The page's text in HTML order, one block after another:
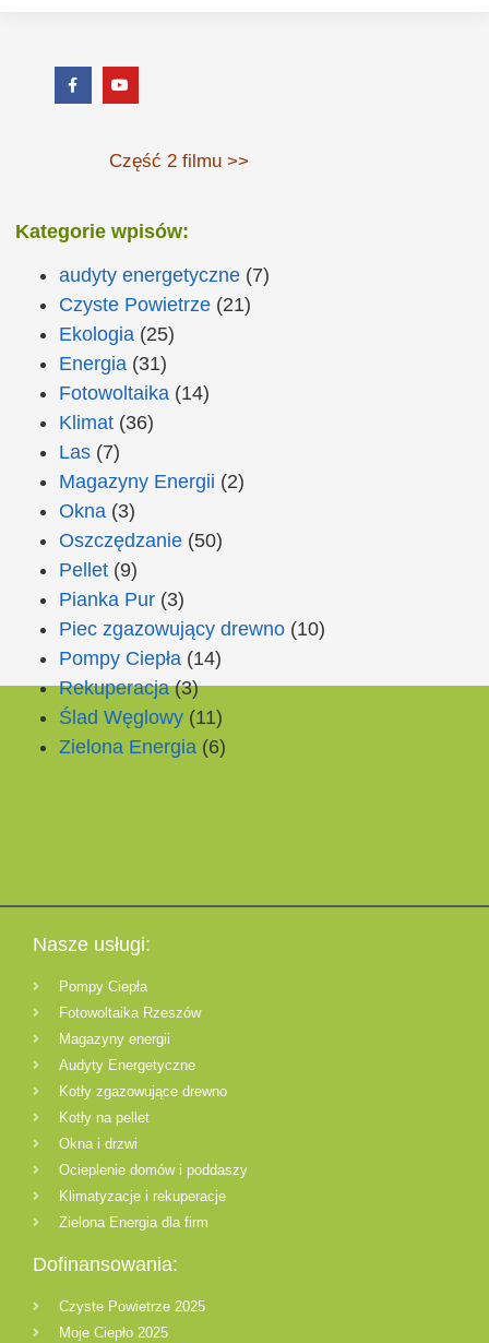
Część 2 filmu >>
Kategorie wpisów:
audyty energetyczne (7)
Czyste Powietrze (21)
Ekologia (25)
Energia (31)
Fotowoltaika (14)
Klimat (36)
Las (7)
Magazyny Energii (2)
Okna (3)
Oszczędzanie (50)
Pellet (9)
Pianka Pur (3)
Piec zgazowujący drewno (10)
Pompy Ciepła (14)
Rekuperacja(3)
Ślad Węglowy (11)
Zielona Energia (6)
Nasze usługi:
Pompy Ciepła
Fotowoltaika Rzeszów
Magazyny energii
Audyty Energetyczne
Kotły zgazowujące drewno
Kotły na pellet
Okna i drzwi
Ocieplenie domów i poddaszy
Klimatyzacje i rekuperacje
Zielona Energia dla firm
Dofinansowania:
Czyste Powietrze 2025
Moje Ciepło 2025